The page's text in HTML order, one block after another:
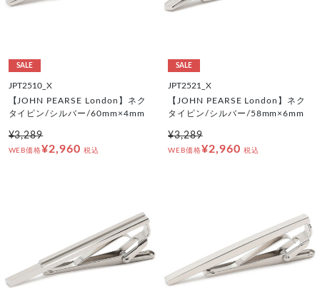
SALE
JPT2510_X
【JOHN PEARSE London】ネク
タイピン/シルバー/60mm×4mm
¥3,289
WEB価格¥2,960 税込
SALE
JPT2521_X
【JOHN PEARSE London】ネク
タイピン/シルバー/58mm×6mm
¥3,289
WEB価格¥2,960 税込